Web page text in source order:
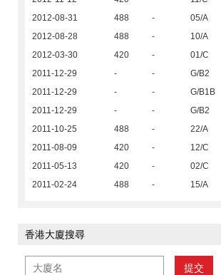
2012-08-31
488 - 05/A
2012-08-28
488 - 10/A
2012-03-30
420 - 01/C
2011-12-29
- - G/B2
2011-12-29
- - G/B1B
2011-12-29
- - G/B2
2011-10-25
488 - 22/A
2011-08-09
420 - 12/C
2011-05-13
420 - 02/C
2011-02-24
488 - 15/A
香港大廈搜尋
提交